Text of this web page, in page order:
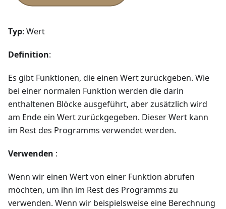
Typ: Wert
Definition:
Es gibt Funktionen, die einen Wert zurückgeben. Wie
bei einer normalen Funktion werden die darin
enthaltenen Blöcke ausgeführt, aber zusätzlich wird
am Ende ein Wert zurückgegeben. Dieser Wert kann
im Rest des Programms verwendet werden.
Verwenden :
Wenn wir einen Wert von einer Funktion abrufen
möchten, um ihn im Rest des Programms zu
verwenden. Wenn wir beispielsweise eine Berechnung